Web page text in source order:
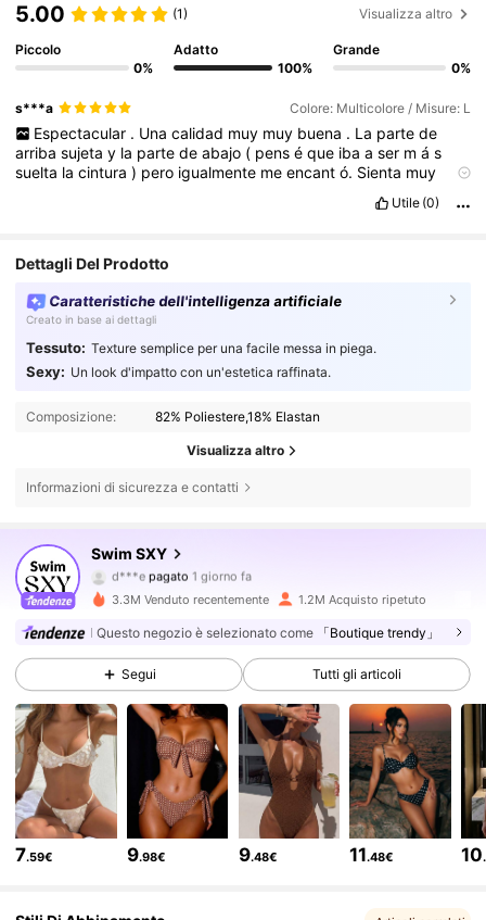
5.00 (1) Visualizza altro
Piccolo
0%
Adatto
100%
Grande
0%
s***a Colore: Multicolore / Misure: L
Espectacular . Una calidad muy muy buena . La parte de
arribasujetay la partedeabajo ( penséque ibaaser más
suelta lacintura) pero igualmente meencantó. Sienta muy
Utile (0)
Dettagli Del Prodotto
Caratteristiche dell'intelligenza artificiale
Creato in base ai dettagli
Tessuto: Texture semplice per una facile messa in piega.
Sexy: Un look d'impatto con un'estetica raffinata.
Composizione: 82% Poliestere,18% Elastan
Visualizza altro
Informazioni di sicurezza e contatti
Swim SXY
4.83
315K Follower
d***e
K***Msegue1 ore fa
4.83 315K Follower
4.83 315K Follower
4.83 315K Follower
3.3M Venduto recentemente 1.2M Acquisto ripetuto
Questo negozio è selezionato come 「Boutique trendy」
Segui Tutti gli articoli
7.59€ 9.98€ 9.48€ 11.48€ 10